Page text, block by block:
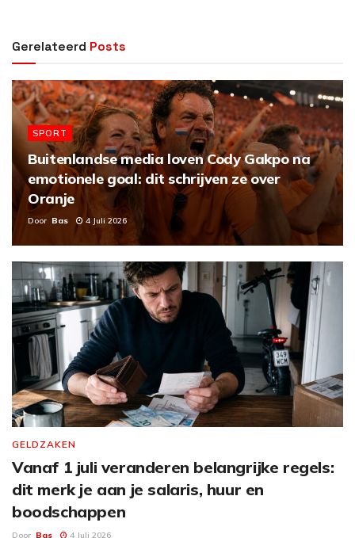
Gerelateerd Posts
SPORT
Buitenlandse media loven Cody Gakpo na
emotionele goal: dit schrijven ze over
Oranje
Door Bas 4 Juli 2026
GELDZAKEN
Vanaf 1 juli veranderen belangrijke regels:
dit merk je aan je salaris, huur en
boodschappen
Door Bas 4 Juli 2026